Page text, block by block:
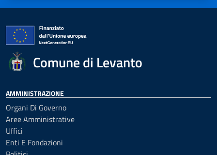
Comune di Levanto
AMMINISTRAZIONE
Organi Di Governo
Aree Amministrative
Uffici
Enti E Fondazioni